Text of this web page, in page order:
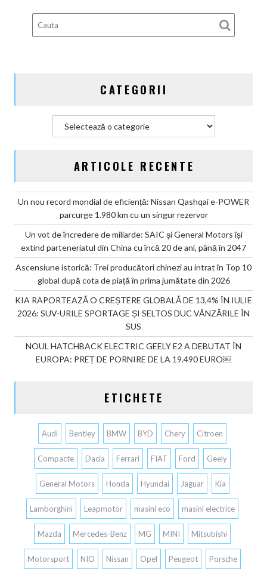
10
global
prima
CATEGORII
Categorii
ARTICOLE RECENTE
Un nou record mondial de eficiență: Nissan Qashqai e-POWER
parcurge 1.980 km cu un singur rezervor
Un vot de încredere de miliarde: SAIC și General Motors își
extind parteneriatul din China cu încă 20 de ani, până în 2047
Ascensiune istorică: Trei producători chinezi au intrat în Top 10
global după cota de piață în prima jumătate din 2026
KIA RAPORTEAZĂ O CREȘTERE GLOBALĂ DE 13,4% ÎN IULIE
2026: SUV-URILE SPORTAGE ȘI SELTOS DUC VÂNZĂRILE ÎN
SUS
NOUL HATCHBACK ELECTRIC GEELY E2 A DEBUTAT ÎN
EUROPA: PREȚ DE PORNIRE DE LA 19.490 EURO￼
ETICHETE
Audi Bentley BMW BYD Chery Citroen
Compacte Dacia Ferrari FIAT Ford Geely
General Motors Honda Hyundai Jaguar Kia
Lamborghini Leapmotor masini eco masini electrice
Mazda Mercedes-Benz MG MINI Mitsubishi
Motorsport NIO Nissan Opel Peugeot Porsche